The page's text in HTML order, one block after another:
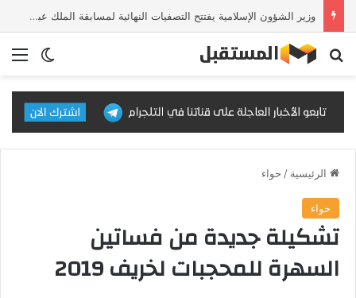
وزير الشؤون الإسلامية يفتتح التصفيات النهائية لمسابقة الملك عبدالعزيز الدولية للقرآن الكريم في دورتها الـ46
الوضع بحث عن
الرئيسية / حواء
حواء
تشكيلة جديدة من فساتين
السهرة للمحجبات لخريف 2019